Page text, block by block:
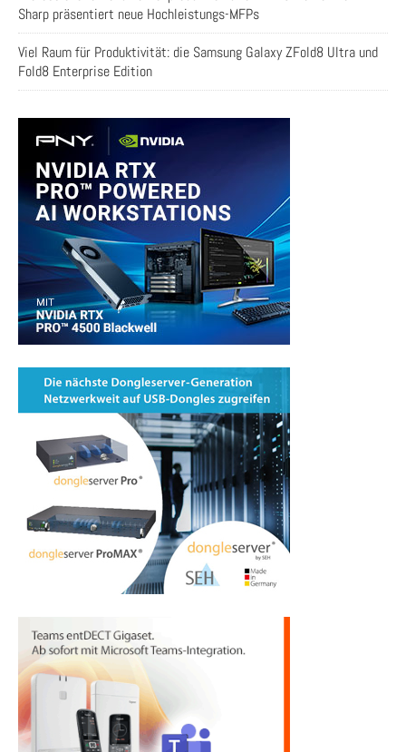
Sharp präsentiert neue Hochleistungs-MFPs
Viel Raum für Produktivität: die Samsung Galaxy ZFold8 Ultra und
Fold8 Enterprise Edition